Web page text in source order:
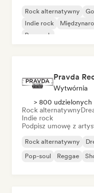
Rock alternatywny
Indie rock
Pop rock
Pravda
Wytwórnia
> 800 udzielonych
Rock alternatywny
Indie rock
Podpisz umowę z
Rock alternatywny
Pop-soul
Reggae